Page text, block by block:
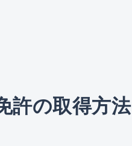
許の取得方法